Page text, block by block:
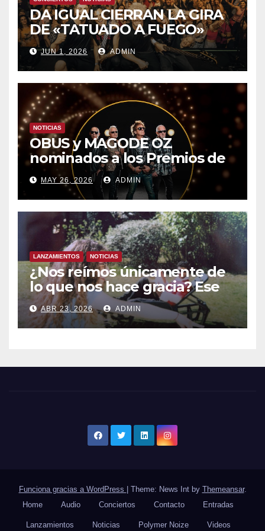
DA IGUAL CIERRAN LA GIRA
DE «TATUADO A FUEGO»
CON UN LLENO EN LA SALA
DEL MOVISTAR ARENA DE
MADRID
JUN 1, 2026 ADMIN
NOTICIAS
OBUS y MAGODE OZ
nominados a los Premios de
la Academia de la Música de
España- Esta noche en La 2
MAY 26, 2026 ADMIN
LANZAMIENTOS NOTICIAS
¿Nos reímos únicamente de
lo que nos hace gracia? Ese
chiste ya me lo has contado,
el nuevo single de JUAN
ANSELMO
ABR 23, 2026 ADMIN
Funciona gracias a WordPress Theme: News Int by Themeansar.
Home
Audio Conciertos Contacto Entradas
Lanzamientos Noticias Polymer Noize Videos